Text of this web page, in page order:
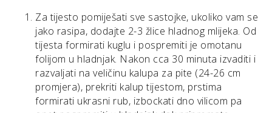
Za tijesto pomiješati sve sastojke, ukoliko vam se
jako rasipa, dodajte 2-3 žlice hladnog mlijeka. Od
tijesta formirati kuglu i pospremiti je omotanu
folijom u hladnjak. Nakon cca 30 minuta izvaditi i
razvaljati na veličinu kalupa za pite (24-26 cm
promjera), prekriti kalup tijestom, prstima
formirati ukrasni rub, izbockati dno vilicom pa